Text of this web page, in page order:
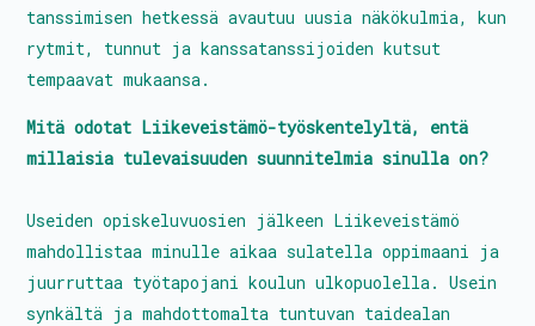
Kulttuuritalo Villa Rana
arvo- ja yhdenvertaisuussuunnitelma
Turvallisemman tilan periaatteet
tanssimisen hetkessä avautuu uusia näkökulmia, kun
rytmit, tunnut ja kanssatanssijoiden kutsut
tempaavat mukaansa.
Mitä odotat Liikeveistämö-työskentelyltä, entä
millaisia tulevaisuuden suunnitelmia sinulla on?
Useiden opiskeluvuosien jälkeen Liikeveistämö
mahdollistaa minulle aikaa sulatella oppimaani ja
juurruttaa työtapojani koulun ulkopuolella. Usein
synkältä ja mahdottomalta tuntuvan taidealan